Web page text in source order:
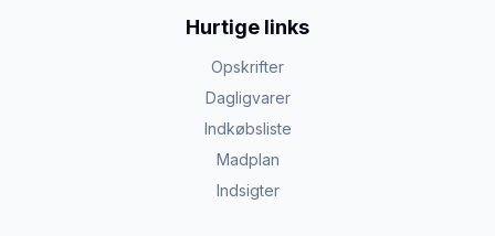
Hurtige links
Opskrifter
Dagligvarer
Indkøbsliste
Madplan
Indsigter